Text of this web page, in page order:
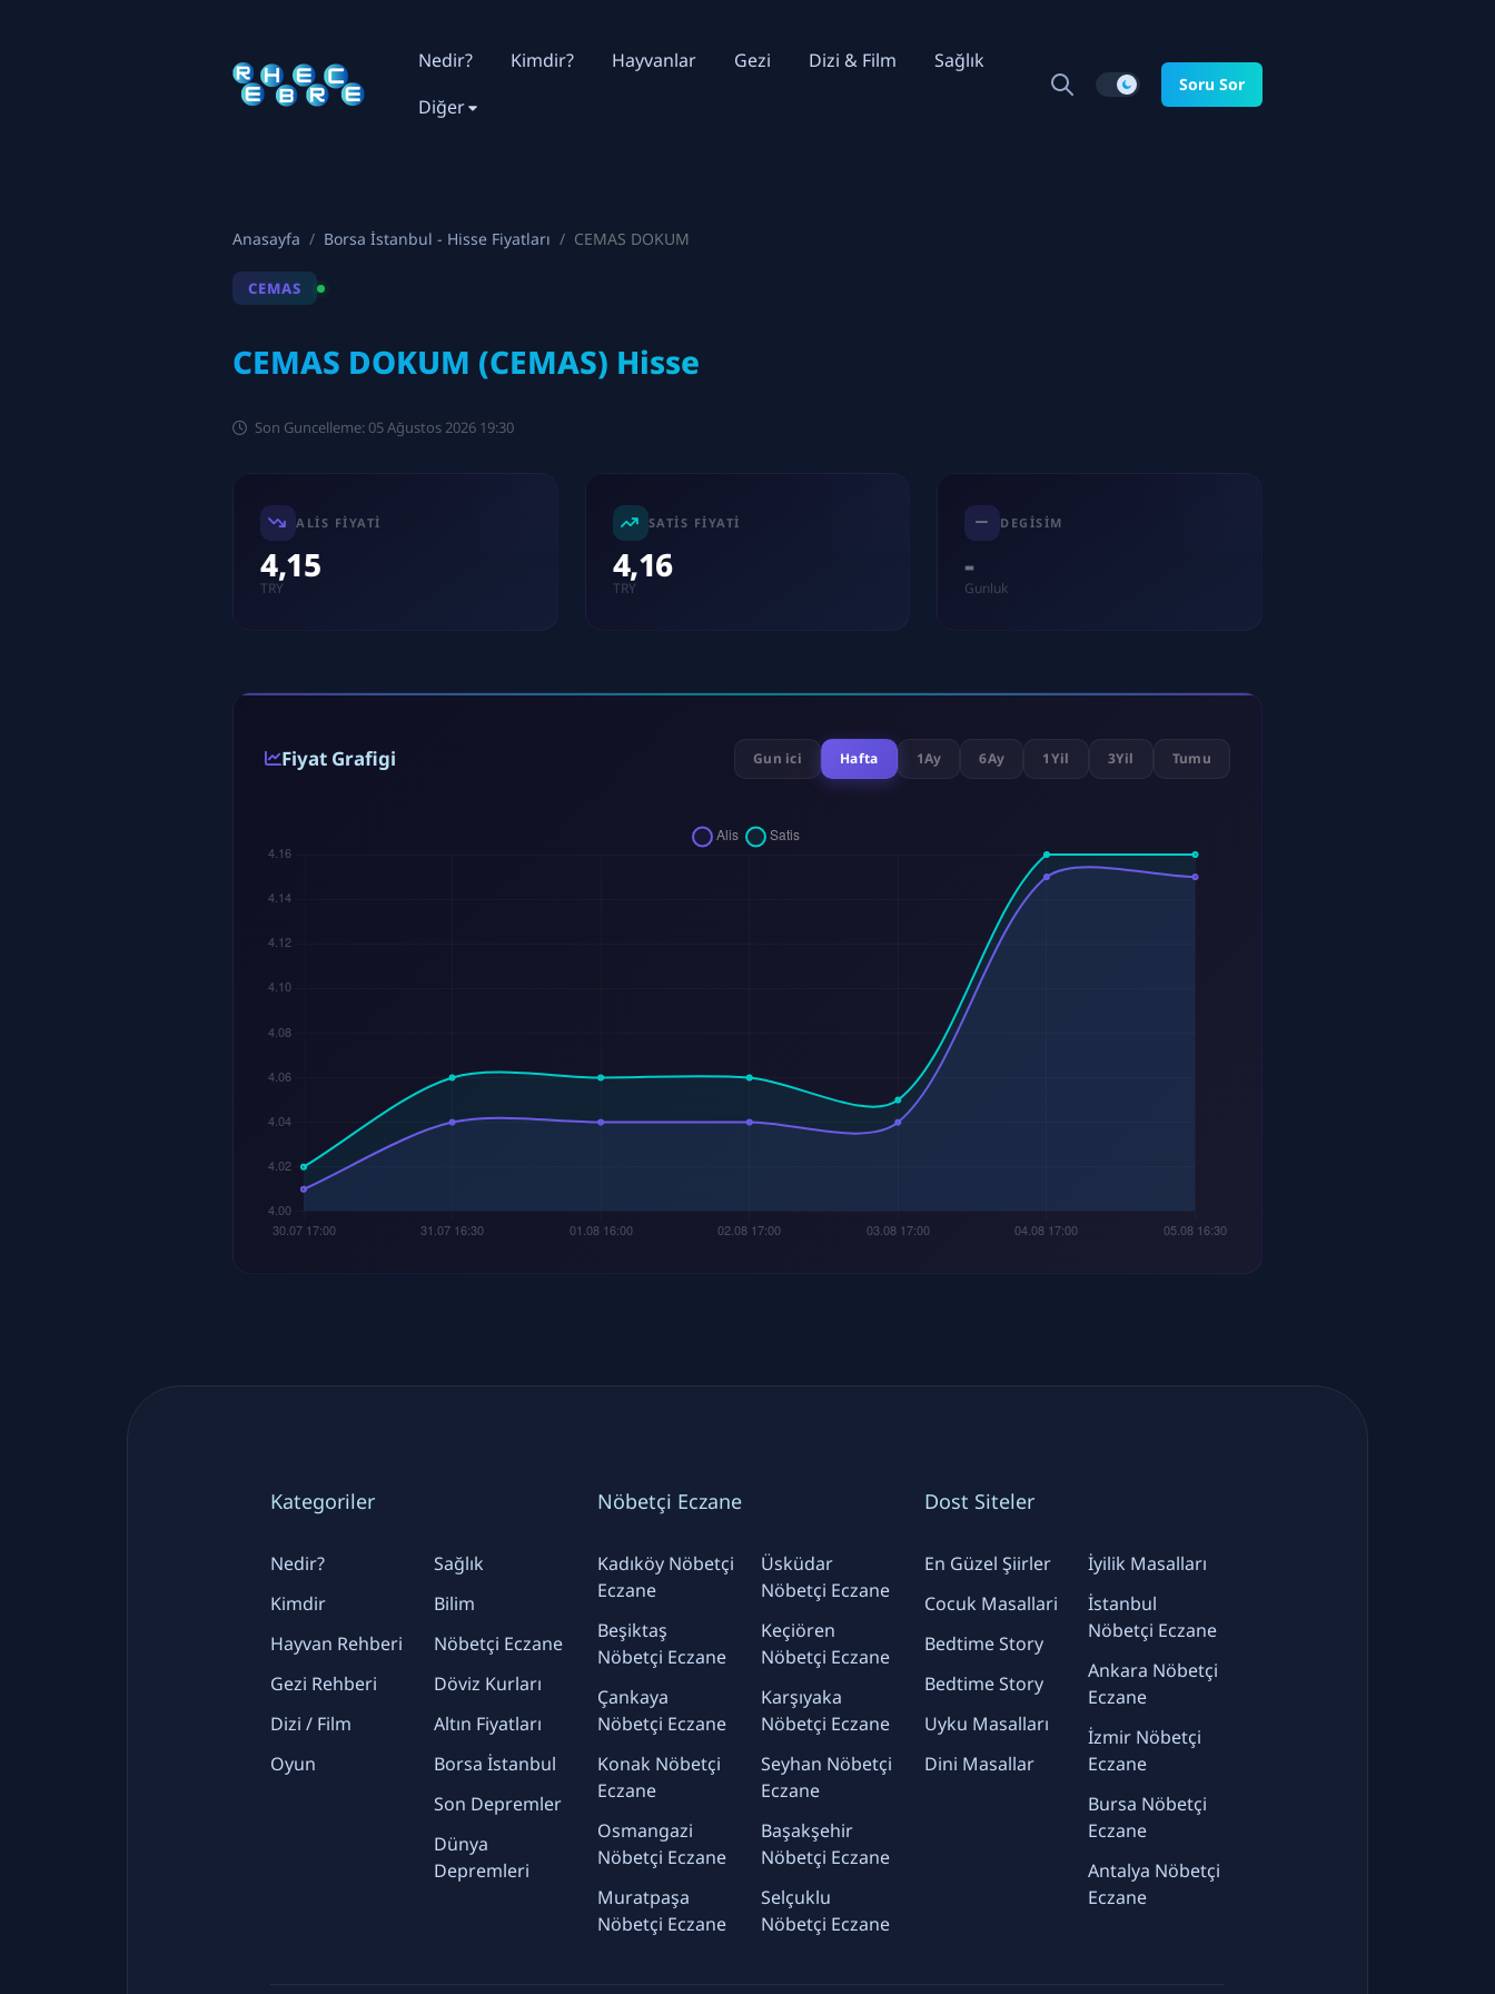
Nedir? Kimdir? Hayvanlar Gezi Dizi & Film
Sağlık
Diğer
Soru Sor
Anasayfa Borsa İstanbul - Hisse Fiyatları CEMAS DOKUM
CEMAS
CEMAS DOKUM (CEMAS) Hisse
Son Guncelleme: 05 Ağustos 2026 19:30
ALIS FIYATI
4,15
TRY
SATIS FIYATI
4,16
TRY
DEGISIM
-
Gunluk
Fiyat Grafigi Gun ici Hafta 1Ay 6Ay 1Yil 3Yil Tumu
Kategoriler
Nedir?
Kimdir
Hayvan Rehberi
Gezi Rehberi
Dizi / Film
Oyun
Sağlık
Bilim
Nöbetçi Eczane
Döviz Kurları
Altın Fiyatları
Borsa İstanbul
Son Depremler
Dünya
Depremleri
Nöbetçi Eczane
Kadıköy Nöbetçi
Eczane
Beşiktaş
Nöbetçi Eczane
Çankaya
Nöbetçi Eczane
Konak Nöbetçi
Eczane
Osmangazi
Nöbetçi Eczane
Muratpaşa
Nöbetçi Eczane
Üsküdar
Nöbetçi Eczane
Keçiören
Nöbetçi Eczane
Karşıyaka
Nöbetçi Eczane
Seyhan Nöbetçi
Eczane
Başakşehir
Nöbetçi Eczane
Selçuklu
Nöbetçi Eczane
Dost Siteler
En Güzel Şiirler
Cocuk Masallari
Bedtime Story
Bedtime Story
Uyku Masalları
Dini Masallar
İyilik Masalları
İstanbul
Nöbetçi Eczane
Ankara Nöbetçi
Eczane
İzmir Nöbetçi
Eczane
Bursa Nöbetçi
Eczane
Antalya Nöbetçi
Eczane